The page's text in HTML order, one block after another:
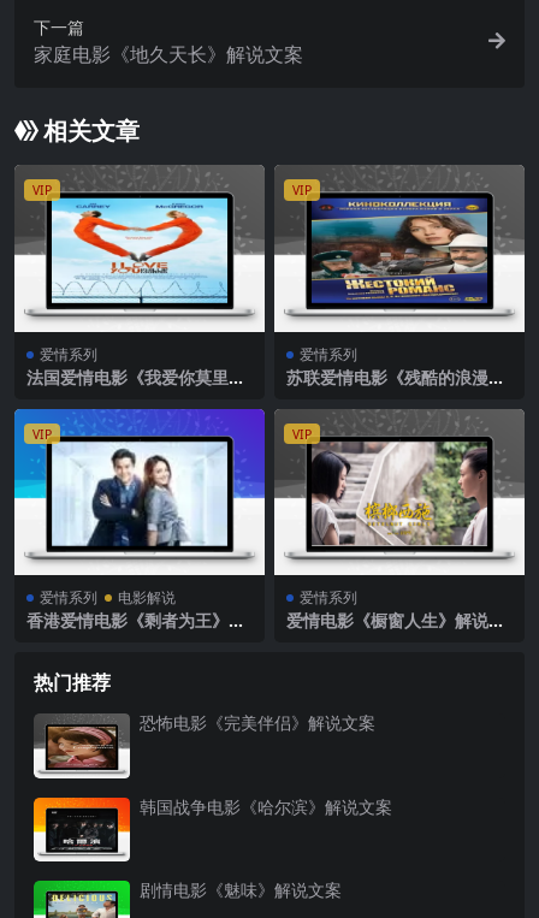
下一篇
家庭电影《地久天长‎》解说文案
相关文章
VIP
爱情系列
法国爱情电影《我爱你莫里
VIP
爱情系列
苏联爱情电影《残酷的浪漫
VIP
爱情系列 电影解说
香港爱情电影《剩者为王》解
VIP
爱情系列
爱情电影《橱窗人生》解说文
热门推荐
恐怖电影《完美伴侣》解说文案
韩国战争电影《哈尔滨》解说文案
剧情电影《魅味》解说文案